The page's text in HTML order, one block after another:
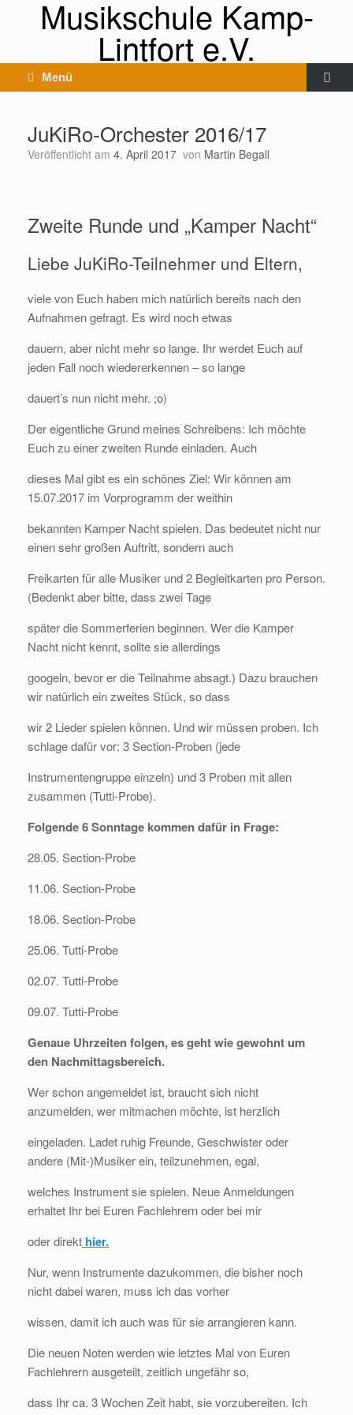
Musikschule Kamp-
Lintfort e.V.
Menü
JuKiRo-Orchester 2016/17
Veröffentlicht am 4. April 2017 von Martin Begall
Zweite Runde und „Kamper Nacht“
Liebe JuKiRo-Teilnehmer und Eltern,
viele von Euch haben mich natürlich bereits nach den
Aufnahmen gefragt. Es wird noch etwas
dauern, aber nicht mehr so lange. Ihr werdet Euch auf
jeden Fall noch wiedererkennen – so lange
dauert’s nun nicht mehr. ;o)
Der eigentliche Grund meines Schreibens: Ich möchte
Euch zu einer zweiten Runde einladen. Auch
dieses Mal gibt es ein schönes Ziel: Wir können am
15.07.2017 im Vorprogramm der weithin
bekannten Kamper Nacht spielen. Das bedeutet nicht nur
einen sehr großen Auftritt, sondern auch
Freikarten für alle Musiker und 2 Begleitkarten pro Person.
(Bedenkt aber bitte, dass zwei Tage
später die Sommerferien beginnen. Wer die Kamper
Nacht nicht kennt, sollte sie allerdings
googeln, bevor er die Teilnahme absagt.) Dazu brauchen
wir natürlich ein zweites Stück, so dass
wir 2 Lieder spielen können. Und wir müssen proben. Ich
schlage dafür vor: 3 Section-Proben (jede
Instrumentengruppe einzeln) und 3 Proben mit allen
zusammen (Tutti-Probe).
Folgende 6 Sonntage kommen dafür in Frage:
28.05. Section-Probe
11.06. Section-Probe
18.06. Section-Probe
25.06. Tutti-Probe
02.07. Tutti-Probe
09.07. Tutti-Probe
Genaue Uhrzeiten folgen, es geht wie gewohnt um
den Nachmittagsbereich.
Wer schon angemeldet ist, braucht sich nicht
anzumelden, wer mitmachen möchte, ist herzlich
eingeladen. Ladet ruhig Freunde, Geschwister oder
andere (Mit-)Musiker ein, teilzunehmen, egal,
welches Instrument sie spielen. Neue Anmeldungen
erhaltet Ihr bei Euren Fachlehrern oder bei mir
oder direkt hier.
Nur, wenn Instrumente dazukommen, die bisher noch
nicht dabei waren, muss ich das vorher
wissen, damit ich auch was für sie arrangieren kann.
Die neuen Noten werden wie letztes Mal von Euren
Fachlehrern ausgeteilt, zeitlich ungefähr so,
dass Ihr ca. 3 Wochen Zeit habt, sie vorzubereiten. Ich